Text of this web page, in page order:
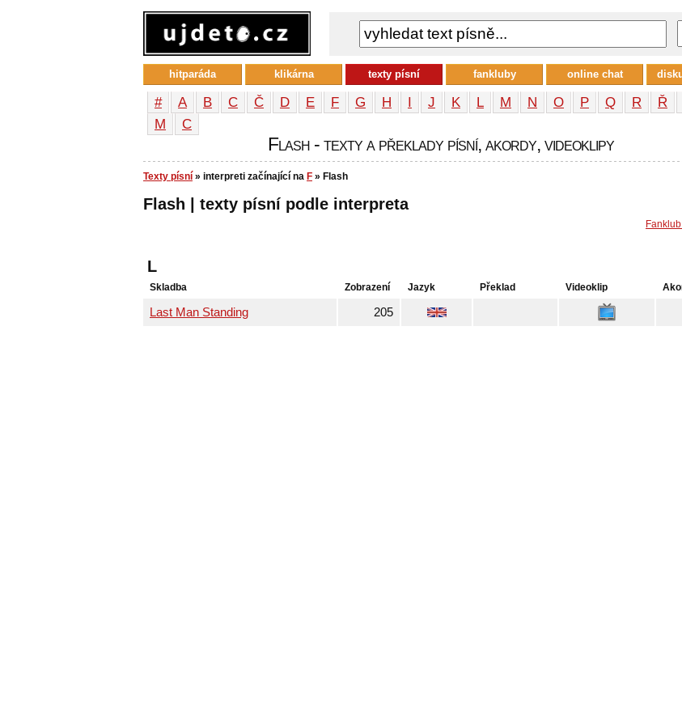
# A B C Č D E F G H I J K L M N O P Q R Ř
М
С
Flash - texty a překlady písní, akordy, videoklipy
Texty písní » interpreti začínající na F » Flash
Flash | texty písní podle interpreta
L
Skladba Zobrazení Jazyk Překlad Videoklip
Last Man Standing 205
hitparáda klikárna texty písní fankluby online chat